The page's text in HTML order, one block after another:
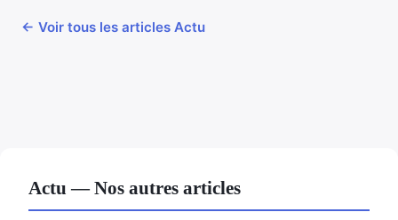
← Voir tous les articles Actu
Actu — Nos autres articles